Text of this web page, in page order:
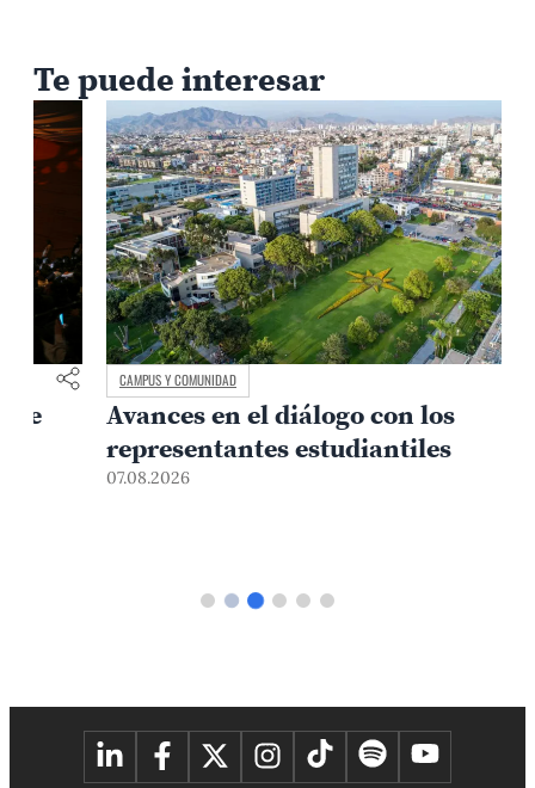
Te puede interesar
CAMPUS Y COMUNIDAD
Avances en el diálogo con los
representantes estudiantiles
07.08.2026